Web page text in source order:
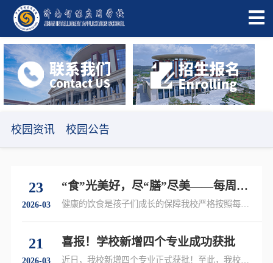
校园资讯 校园公告
23
2026-03
“食”光美好，尽“膳”尽美——每周食
谱来啦
健康的饮食是孩子们成长的保障我校严格按照每日
21
2026-03
喜报！学校新增四个专业成功获批
近日，我校新增四个专业正式获批！至此，我校